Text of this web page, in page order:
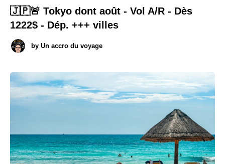
🇯🇵🚨 Tokyo dont août - Vol A/R - Dès
1222$ - Dép. +++ villes
by Un accro du voyage